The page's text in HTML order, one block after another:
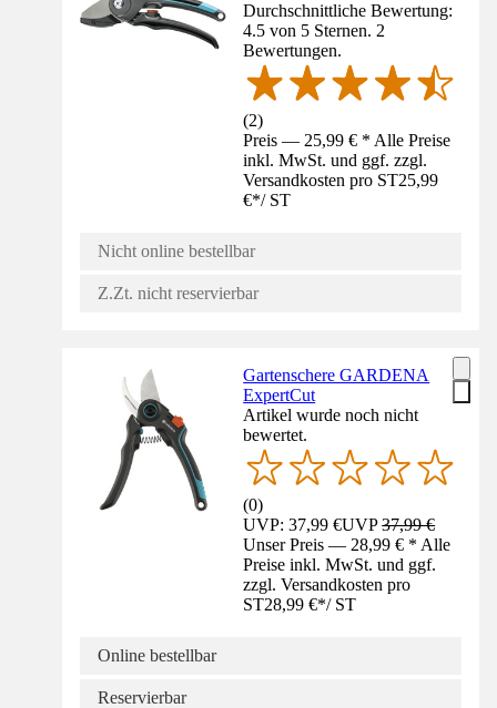
Durchschnittliche Bewertung:
4.5 von 5 Sternen. 2
Bewertungen.
(2)
Preis — 25,99 € * Alle Preise
inkl. MwSt. und ggf. zzgl.
Versandkosten pro ST25,99
€*/ ST
Nicht online bestellbar
Z.Zt. nicht reservierbar
Gartenschere GARDENA
ExpertCut
Artikel wurde noch nicht
bewertet.
(0)
UVP: 37,99 €UVP37,99 €
Unser Preis — 28,99 € * Alle
Preise inkl. MwSt. und ggf.
zzgl. Versandkosten pro
ST28,99 €*/ ST
Online bestellbar
Reservierbar